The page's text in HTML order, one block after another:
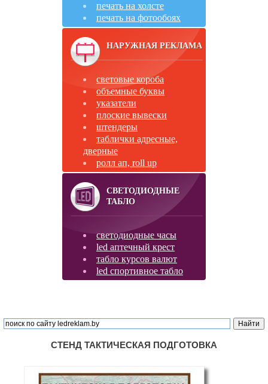
печать на холсте
печать на фотообоях
НАРУЖНАЯ РЕКЛАМА
световые короба
объемные буквы
указатели
плоские вывески
штендеры
таблички адресные,
дверные
ролл ап, roll up
СВЕТОДИОДНЫЕ
ТАБЛО
светодиодные часы
led аптечный крест
табло курсов валют
led спортивное табло
СТЕНД ТАКТИЧЕСКАЯ ПОДГОТОВКА